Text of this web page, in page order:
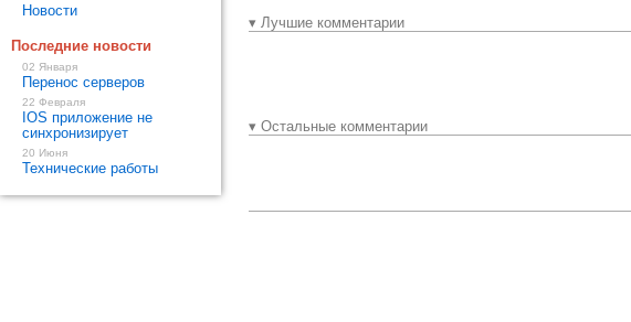
▾ Лучшие комментарии
▾ Остальные комментарии
Новости
Последние новости
02 Января
Перенос серверов
22 Февраля
IOS приложение не
синхронизирует
20 Июня
Технические работы